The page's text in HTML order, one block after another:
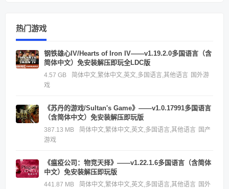
热门游戏
钢铁雄心IV/Hearts of Iron IV——v1.19.2.0多国语言（含
简体中文）免安装解压即玩全LDC版
4.57 GB 简体中文,繁体中文,英文,多国语言,其他语言 国外游
戏
《苏丹的游戏/Sultan's Game》——v1.0.17991多国语言
（含简体中文）免安装解压即玩版
387.13 MB 简体中文,繁体中文,英文,多国语言,其他语言 国产
游戏
《瘟疫公司：物竞天择》——v1.22.1.6多国语言（含简体
中文）免安装解压即玩版
441.87 MB 简体中文,繁体中文,英文,多国语言,其他语言 国外